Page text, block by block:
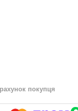
покупця